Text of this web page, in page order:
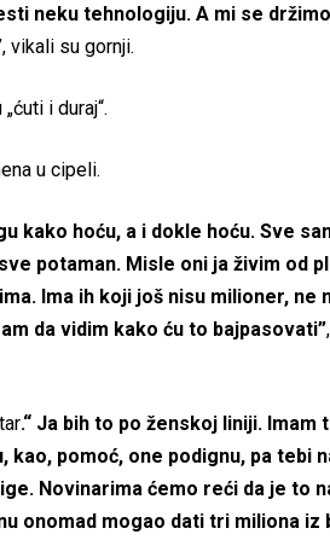
neku tehnologiju. A mi se
vikali su gornji.
i duraj“.
u cipeli.
kako hoću, a i dokle hoću. Sve
potaman. Misle oni ja živim od
Ima ih koji još nisu milioner, ne
da vidim kako ću to bajpasovati”
.“ Ja bih to po ženskoj liniji. Imam
pomoć, one podignu, pa tebi
Novinarima ćemo reći da je to
onomad mogao dati tri miliona iz